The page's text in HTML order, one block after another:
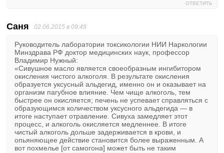
ОТВЕТИТЬ
Саня 02.06.2015 в 09:49
Руководитель лаборатории токсикологии НИИ Наркологии
Минздрава РФ доктор медицинских наук, профессор
Владимир Нужный:
«Сивушное масло является своеобразным ингибитором
окисления чистого алкоголя. В результате окисления
образуется уксусный альдегид, именно он и оказывает на
организм пагубное влияние. Чем чище алкоголь, тем
быстрее он окисляется; печень не успевает справляться с
образующимся количеством уксусного альдегида — в
итоге наступает отравление. Сивуха замедляет этот
процесс, и алкоголь окисляется медленнее. В итоге
чистый алкоголь дольше задерживается в крови, и
опьяняющее действие становится более выраженным. А
вот похмелье [от самогона] может быть не таким